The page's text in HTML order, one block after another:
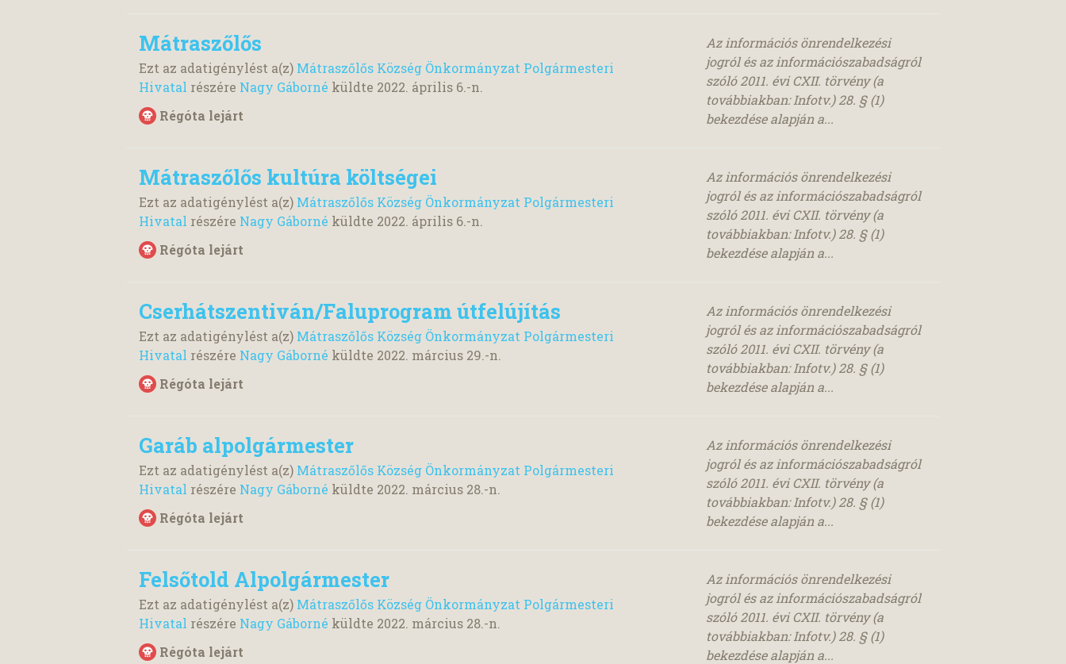
Mátraszőlős
Ezt az adatigénylést a(z) Mátraszőlős Község Önkormányzat Polgármesteri
Hivatal részére Nagy Gáborné küldte 2022. április 6.-n.
Régóta lejárt
Az információs önrendelkezési
jogról és az információszabadságról
szóló 2011. évi CXII. törvény (a
továbbiakban: Infotv.) 28. § (1)
bekezdése alapján a...
Mátraszőlős kultúra költségei
Ezt az adatigénylést a(z) Mátraszőlős Község Önkormányzat Polgármesteri
Hivatal részére Nagy Gáborné küldte 2022. április 6.-n.
Régóta lejárt
Az információs önrendelkezési
jogról és az információszabadságról
szóló 2011. évi CXII. törvény (a
továbbiakban: Infotv.) 28. § (1)
bekezdése alapján a...
Cserhátszentiván/Faluprogram útfelújítás
Ezt az adatigénylést a(z) Mátraszőlős Község Önkormányzat Polgármesteri
Hivatal részére Nagy Gáborné küldte 2022. március 29.-n.
Régóta lejárt
Az információs önrendelkezési
jogról és az információszabadságról
szóló 2011. évi CXII. törvény (a
továbbiakban: Infotv.) 28. § (1)
bekezdése alapján a...
Garáb alpolgármester
Ezt az adatigénylést a(z) Mátraszőlős Község Önkormányzat Polgármesteri
Hivatal részére Nagy Gáborné küldte 2022. március 28.-n.
Régóta lejárt
Az információs önrendelkezési
jogról és az információszabadságról
szóló 2011. évi CXII. törvény (a
továbbiakban: Infotv.) 28. § (1)
bekezdése alapján a...
Felsőtold Alpolgármester
Ezt az adatigénylést a(z) Mátraszőlős Község Önkormányzat Polgármesteri
Hivatal részére Nagy Gáborné küldte 2022. március 28.-n.
Régóta lejárt
Az információs önrendelkezési
jogról és az információszabadságról
szóló 2011. évi CXII. törvény (a
továbbiakban: Infotv.) 28. § (1)
bekezdése alapján a...